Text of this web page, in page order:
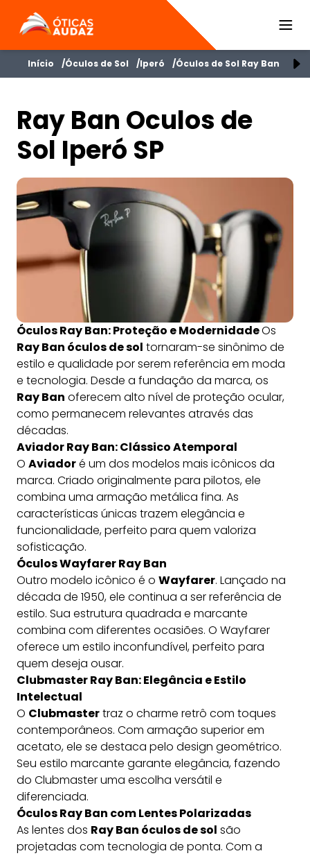
ÓTICAS AUDAZ
Início Óculos de Sol Iperó Óculos de Sol Ray Ban
Ray Ban Oculos de
Sol Iperó SP
Óculos Ray Ban: Proteção e ModernidadeOs
Ray Ban óculos de sol tornaram-se sinônimo de
estilo e qualidade por serem referência em moda
e tecnologia. Desde a fundação da marca, os
Ray Ban oferecem alto nível de proteção ocular,
como permanecem relevantes através das
décadas.
Aviador Ray Ban: Clássico Atemporal
O Aviadoré um dos modelos mais icônicos da
marca. Criado originalmente para pilotos, ele
combina uma armação metálica fina. As
características únicas trazem elegância e
funcionalidade, perfeito para quem valoriza
sofisticação.
Óculos Wayfarer Ray Ban
Outro modelo icônico é o Wayfarer. Lançado na
década de 1950, ele continua a ser referência de
estilo. Sua estrutura quadrada e marcante
combina com diferentes ocasiões. O Wayfarer
oferece um estilo inconfundível, perfeito para
quem deseja ousar.
Clubmaster Ray Ban: Elegância e Estilo
Intelectual
O Clubmastertraz o charme retrô com toques
contemporâneos. Com armação superior em
acetato, ele se destaca pelo design geométrico.
Seu estilo marcante garante elegância, fazendo
do Clubmaster uma escolha versátil e
diferenciada.
Óculos Ray Ban com Lentes Polarizadas
As lentes dos Ray Ban óculos de sol são
projetadas com tecnologia de ponta. Com a